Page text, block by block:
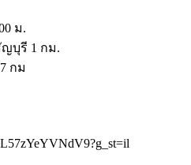
ม.
บุรี 1 กม.
กม